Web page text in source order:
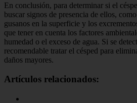
En conclusión, para determinar si el
buscar signos de presencia de ellos,
gusanos en la superficie y los
que tener en cuenta los factores
humedad o el exceso de agua. Si se
recomendable tratar el césped para
daños mayores.
Artículos relacionados: